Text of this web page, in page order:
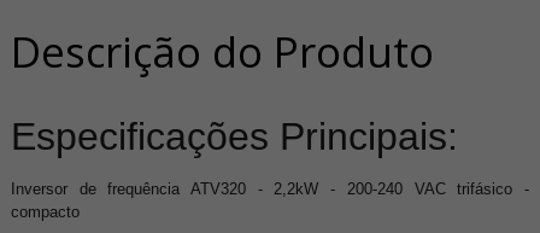
Descrição do Produto
Especificações Principais:
Inversor de frequência ATV320 - 2,2kW - 200-240 VAC trifásico -
compacto